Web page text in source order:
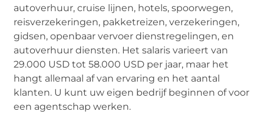
autoverhuur, cruise lijnen, hotels, spoorwegen,
reisverzekeringen, pakketreizen, verzekeringen,
gidsen, openbaar vervoer dienstregelingen, en
autoverhuur diensten. Het salaris varieert van
29.000 USD tot 58.000 USD per jaar, maar het
hangt allemaal af van ervaring en het aantal
klanten. U kunt uw eigen bedrijf beginnen of voor
een agentschap werken.